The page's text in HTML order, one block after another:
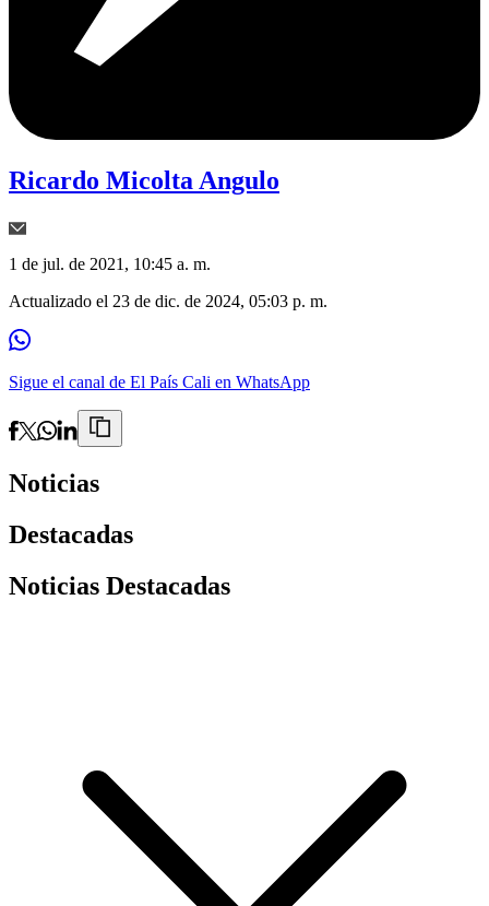
Ricardo Micolta Angulo
1 de jul. de 2021, 10:45 a. m.
Actualizado el 23 de dic. de 2024, 05:03 p. m.
Sigue el canal de El País Cali en WhatsApp
Noticias
Destacadas
Noticias Destacadas